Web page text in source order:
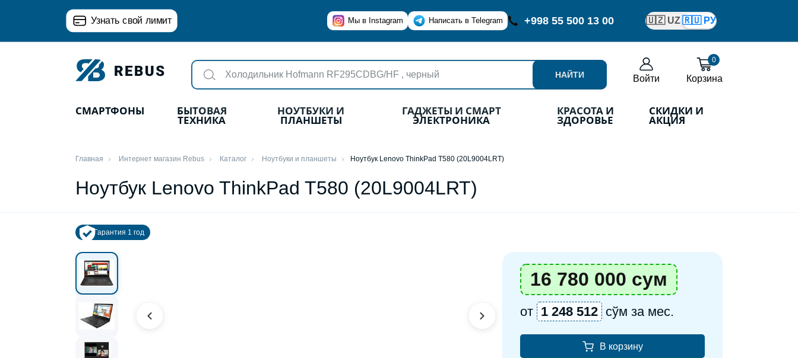
Узнать свой лимит Мы в Instagram Написать в Telegram +998 55 500 13 00 🇺🇿 UZ🇷🇺 РУ
НАЙТИ Войти
0
Корзина
СМАРТФОНЫ БЫТОВАЯ
ТЕХНИКА
НОУТБУКИ И
ПЛАНШЕТЫ
ГАДЖЕТЫ И СМАРТ
ЭЛЕКТРОНИКА
КРАСОТА И
ЗДОРОВЬЕ
СКИДКИ И
АКЦИЯ
Главная Интернет магазин Rebus Каталог Ноутбуки и планшеты Ноутбук Lenovo ThinkPad T580 (20L9004LRT)
Ноутбук Lenovo ThinkPad T580 (20L9004LRT)
Гарантия 1 год
16 780 000 сум
от 1 248 512 сўм за мес.
В корзину